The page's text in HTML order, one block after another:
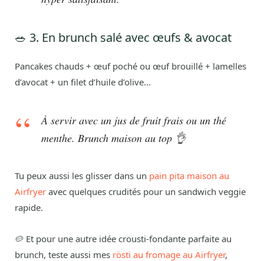
🥗 3. En brunch salé avec œufs & avocat
Pancakes chauds + œuf poché ou œuf brouillé + lamelles
d’avocat + un filet d’huile d’olive…
À servir avec un jus de fruit frais ou un thé
menthe. Brunch maison au top 👌
Tu peux aussi les glisser dans un pain pita maison au
Airfryer avec quelques crudités pour un sandwich veggie
rapide.
🥔 Et pour une autre idée crousti-fondante parfaite au
brunch, teste aussi mes rösti au fromage au Airfryer,